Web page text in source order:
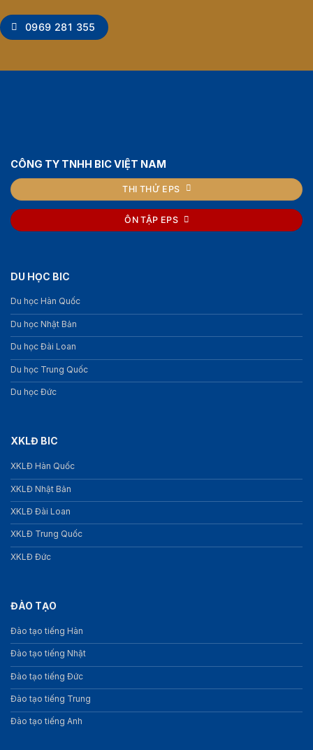
0969 281 355
CÔNG TY TNHH BIC VIỆT NAM
THI THỬ EPS
ÔN TẬP EPS
DU HỌC BIC
Du học Hàn Quốc
Du học Nhật Bản
Du học Đài Loan
Du học Trung Quốc
Du học Đức
XKLĐ BIC
XKLĐ Hàn Quốc
XKLĐ Nhật Bản
XKLĐ Đài Loan
XKLĐ Trung Quốc
XKLĐ Đức
ĐÀO TẠO
Đào tạo tiếng Hàn
Đào tạo tiếng Nhật
Đào tạo tiếng Đức
Đào tạo tiếng Trung
Đào tạo tiếng Anh